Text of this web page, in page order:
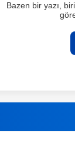
Bazen bir yazı,